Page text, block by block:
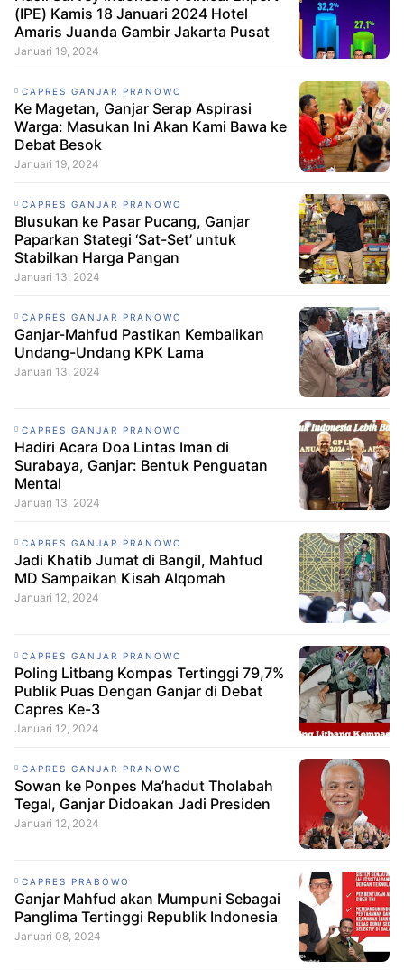
(IPE) Kamis 18 Januari 2024 Hotel
Amaris Juanda Gambir Jakarta Pusat
Januari 19, 2024
CAPRES GANJAR PRANOWO
Ke Magetan, Ganjar Serap Aspirasi
Warga: Masukan Ini Akan Kami Bawa ke
Debat Besok
Januari 19, 2024
CAPRES GANJAR PRANOWO
Blusukan ke Pasar Pucang, Ganjar
Paparkan Stategi ‘Sat-Set’ untuk
Stabilkan Harga Pangan
Januari 13, 2024
CAPRES GANJAR PRANOWO
Ganjar-Mahfud Pastikan Kembalikan
Undang-Undang KPK Lama
Januari 13, 2024
CAPRES GANJAR PRANOWO
Hadiri Acara Doa Lintas Iman di
Surabaya, Ganjar: Bentuk Penguatan
Mental
Januari 13, 2024
CAPRES GANJAR PRANOWO
Jadi Khatib Jumat di Bangil, Mahfud
MD Sampaikan Kisah Alqomah
Januari 12, 2024
CAPRES GANJAR PRANOWO
Poling Litbang Kompas Tertinggi 79,7%
Publik Puas Dengan Ganjar di Debat
Capres Ke-3
Januari 12, 2024
CAPRES GANJAR PRANOWO
Sowan ke Ponpes Ma’hadut Tholabah
Tegal, Ganjar Didoakan Jadi Presiden
Januari 12, 2024
CAPRES PRABOWO
Ganjar Mahfud akan Mumpuni Sebagai
Panglima Tertinggi Republik Indonesia
Januari 08, 2024